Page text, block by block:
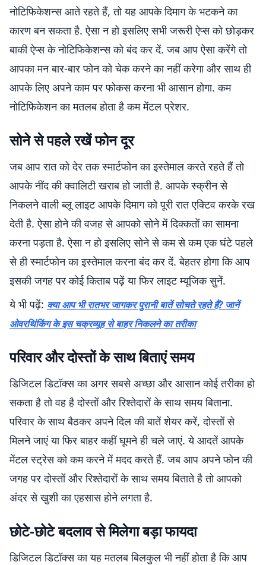
नोटिफिकेशन्स आते रहते हैं, तो यह आपके दिमाग के भटकने का
कारण बन सकता है. ऐसा न हो इसलिए सभी जरूरी ऐप्स को छोड़कर
बाकी ऐप्स के नोटिफिकेशन्स को बंद कर दें. जब आप ऐसा करेंगे तो
आपका मन बार-बार फोन को चेक करने का नहीं करेगा और साथ ही
आपके लिए अपने काम पर फोकस करना भी आसान होगा. कम
नोटिफिकेशन का मतलब होता है कम मेंटल प्रेशर.
सोने से पहले रखें फोन दूर
जब आप रात को देर तक स्मार्टफोन का इस्तेमाल करते रहते हैं तो
आपके नींद की क्वालिटी खराब हो जाती है. आपके स्क्रीन से
निकलने वाली ब्लू लाइट आपके दिमाग को पूरी रात एक्टिव करके रख
देती है. ऐसा होने की वजह से आपको सोने में दिक्कतों का सामना
करना पड़ता है. ऐसा न हो इसलिए सोने से कम से कम एक घंटे पहले
से ही स्मार्टफोन का इस्तेमाल करना बंद कर दें. बेहतर होगा कि आप
इसकी जगह पर कोई किताब पढ़ें या फिर लाइट म्यूजिक सुनें.
ये भी पढ़ें: क्या आप भी रातभर जागकर पुरानी बातें सोचते रहते हैं? जानें
ओवरथिंकिंग के इस चक्रव्यूह से बाहर निकलने का तरीका
परिवार और दोस्तों के साथ बिताएं समय
डिजिटल डिटॉक्स का अगर सबसे अच्छा और आसान कोई तरीका हो
सकता है तो वह है दोस्तों और रिश्तेदारों के साथ समय बिताना.
परिवार के साथ बैठकर अपने दिल की बातें शेयर करें, दोस्तों से
मिलने जाएं या फिर बाहर कहीं घूमने ही चले जाएं. ये आदतें आपके
मेंटल स्ट्रेस को कम करने में मदद करते हैं. जब आप अपने फोन की
जगह पर दोस्तों और रिश्तेदारों के साथ समय बिताते है तो आपको
अंदर से खुशी का एहसास होने लगता है.
छोटे-छोटे बदलाव से मिलेगा बड़ा फायदा
डिजिटल डिटॉक्स का यह मतलब बिलकुल भी नहीं होता है कि आप